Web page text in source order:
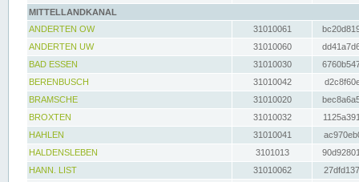
MITTELLANDKANAL
ANDERTEN OW
31010061
ANDERTEN UW
31010060
BAD ESSEN
31010030
BERENBUSCH
31010042
BRAMSCHE
31010020
BROXTEN
31010032
HAHLEN
31010041
HALDENSLEBEN
3101013
HANN. LIST
31010062